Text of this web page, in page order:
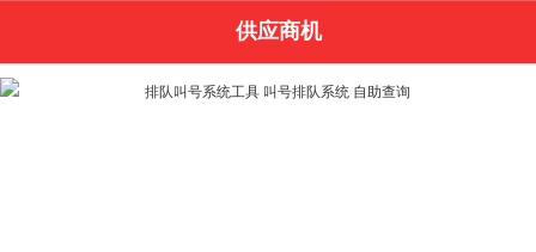
供应商机